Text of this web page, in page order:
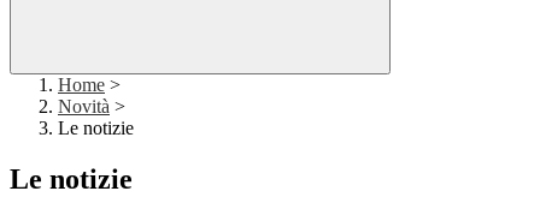
Home >
Novità >
Le notizie
Le notizie